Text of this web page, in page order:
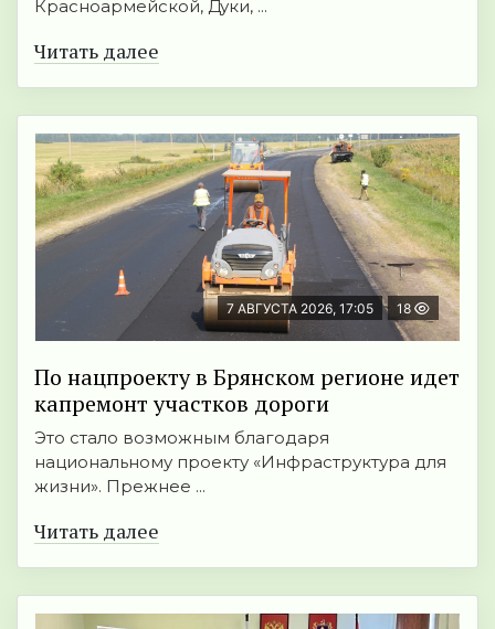
Красноармейской, Дуки, ...
Читать далее
7 АВГУСТА 2026, 17:05 18
По нацпроекту в Брянском регионе идет
капремонт участков дороги
Это стало возможным благодаря
национальному проекту «Инфраструктура для
жизни». Прежнее ...
Читать далее